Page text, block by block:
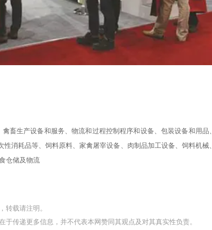
畜生产设备和服务、物流和过程控制程序和设备、包装设备和用品、
消耗品等、饲料原料、家禽屠宰设备、肉制品加工设备、饲料机械、
仓储及物流
转载请注明。
传递更多信息，并不代表本网赞同其观点及对其真实性负责。